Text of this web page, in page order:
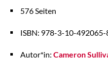
ISBN: 978-3-10-492065-
576 Seiten
Autor*in: Cameron